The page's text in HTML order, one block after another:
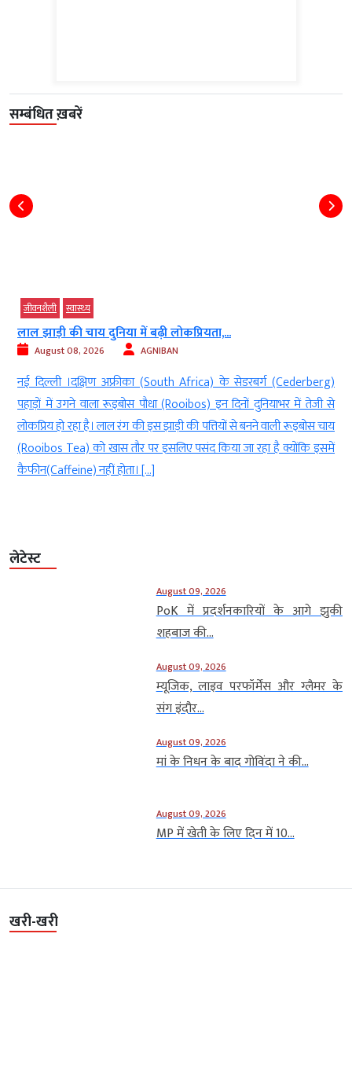
सम्बंधित ख़बरें
धर्म-ज्‍योतिष
हरियाली तीज 2026 को बनाएं यादगार, शादी के...
August 09, 2026 AGNIBAN
नई दिल्ली । शादी के बाद आने वाला पहला त्योहार (festival celebrated)हर
नवविवाहित कपल(newlywed couple) के लिए बेहद खास होता है। खासकर
हरियाली तीज (Hariyali Teej celebration)का उत्सव नई दुल्हन के लिए
प्यार, उत्साह और पारिवारिक परंपराओं से जुड़ी कई खूबसूरत यादें लेकर आता है।
हरी चूड़ियां, मेहंदी, सोलह श्रृंगार, पारंपरिक कपड़े, झूले और तीज […]
लेटेस्ट
August 09, 2026
PoK में प्रदर्शनकारियों के आगे झुकी
शहबाज की...
August 09, 2026
म्यूजिक, लाइव परफॉर्मेंस और ग्लैमर के
संग इंदौर...
August 09, 2026
मां के निधन के बाद गोविंदा ने की...
August 09, 2026
MP में खेती के लिए दिन में 10...
खरी-खरी